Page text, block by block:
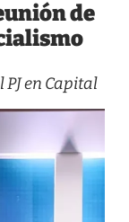
de
PJ en Capital